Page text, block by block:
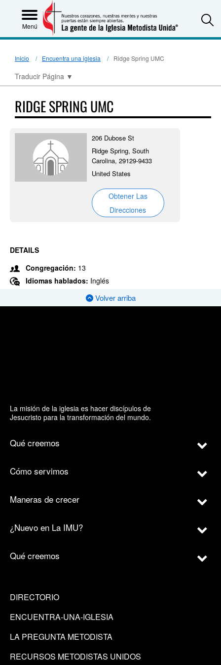
Menú
Inicio Encuentra una iglesia Ridge Spring UMC
Traducir Página ▼
RIDGE SPRING UMC
206 Dubose St
Ridge Spring, South
Carolina, 29129-9433
United States
Obtener Las
Direcciones
DETAILS
Congregación: 13
Idiomas hablados: Inglés
Volver arriba
La misión de la iglesia es hacer discípulos de
Jesucristo para la transformación del mundo.
Qué creemos
Cómo servimos
Maneras de crecer
¿Nuevo en La IMU?
Qué creemos
DIRECTORIO
ENCUENTRA-UNA-IGLESIA
LA PREGUNTA METODISTA
RECURSOS METODISTAS UNIDOS